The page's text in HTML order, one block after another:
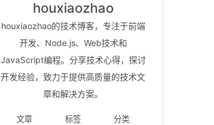
houxiaozhao
houxiaozhao的技术博客，专注于前端
开发、Node.js、Web技术和
JavaScript编程。分享技术心得，探讨
开发经验，致力于提供高质量的技术文
章和解决方案。
文章 标签 分类